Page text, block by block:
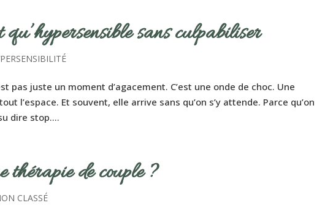
sans culpabiliser
pas juste un moment d’agacement. C’est une onde de choc. Une
l’espace. Et souvent, elle arrive sans qu’on s’y attende. Parce qu’on
dire stop....
thérapie de couple ?
CLASSÉ